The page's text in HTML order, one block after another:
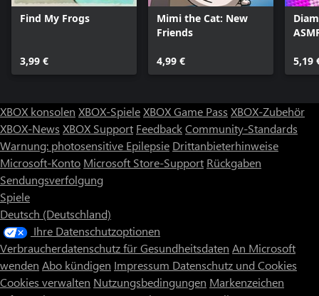
Find My Frogs
3,99 €
Mimi the Cat: New
Friends
4,99 € 5,19
XBOX konsolen XBOX-SpieleXBOX Game Pass XBOX-Zubehör
XBOX-News XBOX Support FeedbackCommunity-Standards
Warnung: photosensitive Epilepsie Drittanbieterhinweise
Microsoft-Konto Microsoft Store-Support Rückgaben
Sendungsverfolgung
Spiele
Deutsch (Deutschland)
Ihre Datenschutzoptionen
Verbraucherdatenschutz für Gesundheitsdaten An Microsoft
wenden Abo kündigen Impressum Datenschutz und Cookies
Cookies verwalten Nutzungsbedingungen Markenzeichen